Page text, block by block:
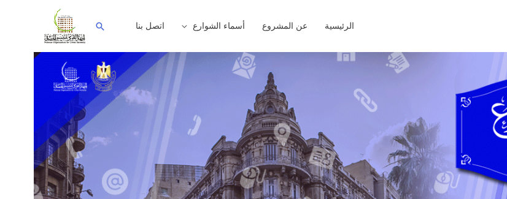
الرئيسية عن المشروع أسماء الشوارع اتصل بنا